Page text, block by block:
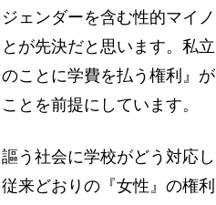
ェンダーを含む性的マイ
とが先決だと思います。私
ことに学費を払う権利』
とを前提にしています。
う社会に学校がどう対応
来どおりの『女性』の権